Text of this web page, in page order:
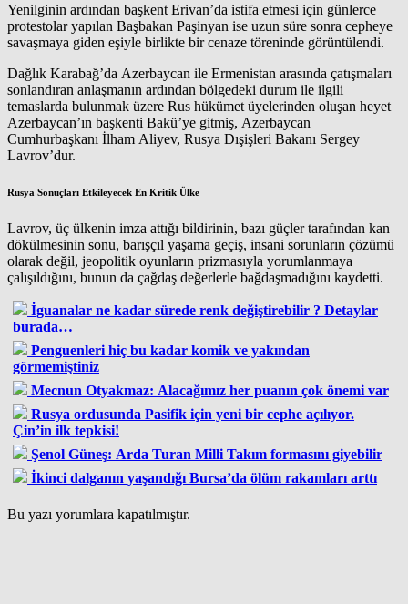
Yenilginin ardından başkent Erivan’da istifa etmesi için günlerce
protestolar yapılan Başbakan Paşinyan ise uzun süre sonra cepheye
savaşmaya giden eşiyle birlikte bir cenaze töreninde görüntülendi.
Dağlık Karabağ’da Azerbaycan ile Ermenistan arasında çatışmaları
sonlandıran anlaşmanın ardından bölgedeki durum ile ilgili
temaslarda bulunmak üzere Rus hükümet üyelerinden oluşan heyet
Azerbaycan’ın başkenti Bakü’ye gitmiş, Azerbaycan
Cumhurbaşkanı İlham Aliyev, Rusya Dışişleri Bakanı Sergey
Lavrov’dur.
Rusya Sonuçları Etkileyecek En Kritik Ülke
Lavrov, üç ülkenin imza attığı bildirinin, bazı güçler tarafından kan
dökülmesinin sonu, barışçıl yaşama geçiş, insani sorunların çözümü
olarak değil, jeopolitik oyunların prizmasıyla yorumlanmaya
çalışıldığını, bunun da çağdaş değerlerle bağdaşmadığını kaydetti.
İguanalar ne kadar sürede renk değiştirebilir ? Detaylar
burada…
Penguenleri hiç bu kadar komik ve yakından
görmemiştiniz
Mecnun Otyakmaz: Alacağımız her puanın çok önemi var
Rusya ordusunda Pasifik için yeni bir cephe açılıyor.
Çin’in ilk tepkisi!
Şenol Güneş: Arda Turan Milli Takım formasını giyebilir
İkinci dalganın yaşandığı Bursa’da ölüm rakamları arttı
Bu yazı yorumlara kapatılmıştır.